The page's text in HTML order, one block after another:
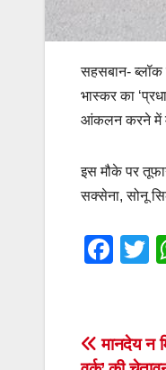
सहसबान- ब्लॉक
भास्कर का
आंकलन करने में
इस मौके पर
सक्सेना, सोनू
F
e
T
Post
मानदेय न